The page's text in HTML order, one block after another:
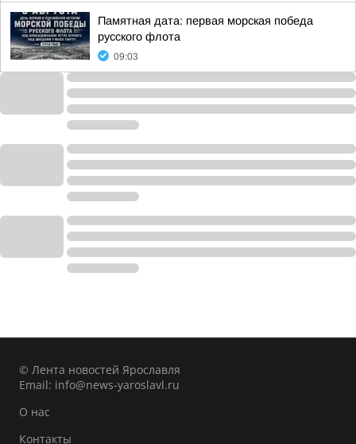
Памятная дата: первая морская победа
русского флота
09:03
© Лента новостей Ярославля
Email: info@news-yaroslavl.ru
О нас
Контакты